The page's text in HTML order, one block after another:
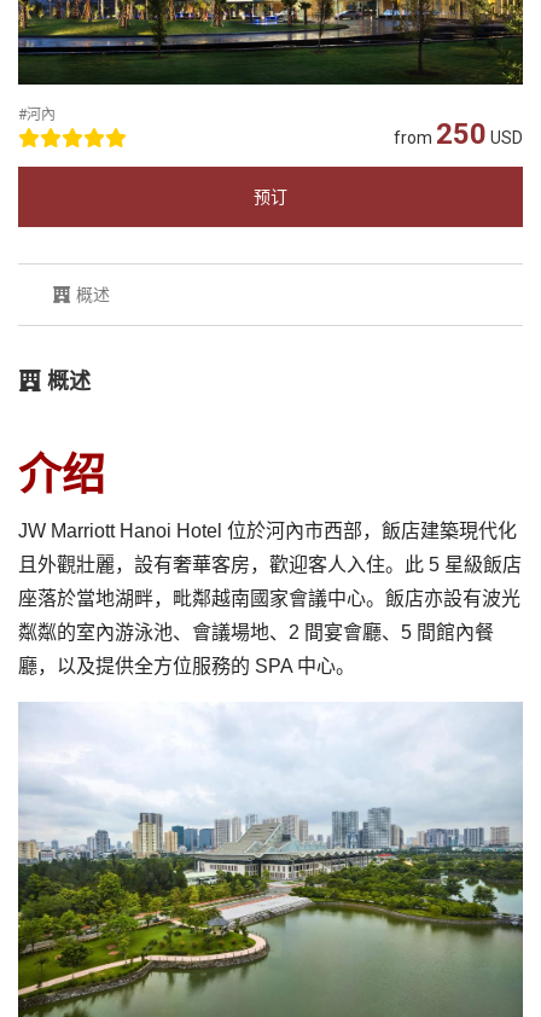
#河內
from 250 USD
预订
概述
概述
介绍
JW Marriott Hanoi Hotel 位於河內市西部，飯店建築現代化
且外觀壯麗，設有奢華客房，歡迎客人入住。此 5 星級飯店
座落於當地湖畔，毗鄰越南國家會議中心。飯店亦設有波光
粼粼的室內游泳池、會議場地、2 間宴會廳、5 間館內餐
廳，以及提供全方位服務的 SPA 中心。